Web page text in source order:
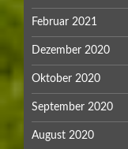
Februar 2021
Dezember 2020
Oktober 2020
September 2020
August 2020